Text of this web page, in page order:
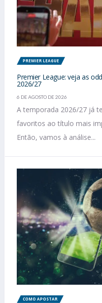
PREMIER LEAGUE
Premier League: veja as
2026/27
6 DE AGOSTO DE 2026
A temporada 2026/27 já
favoritos ao título mais
Então, vamos à análise...
COMO APOSTAR